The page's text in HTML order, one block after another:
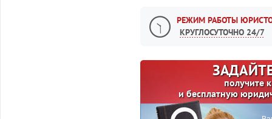
РЕЖИМ РАБОТЫ
КРУГЛОСУТОЧНО 24/7
получите
и бесплатную